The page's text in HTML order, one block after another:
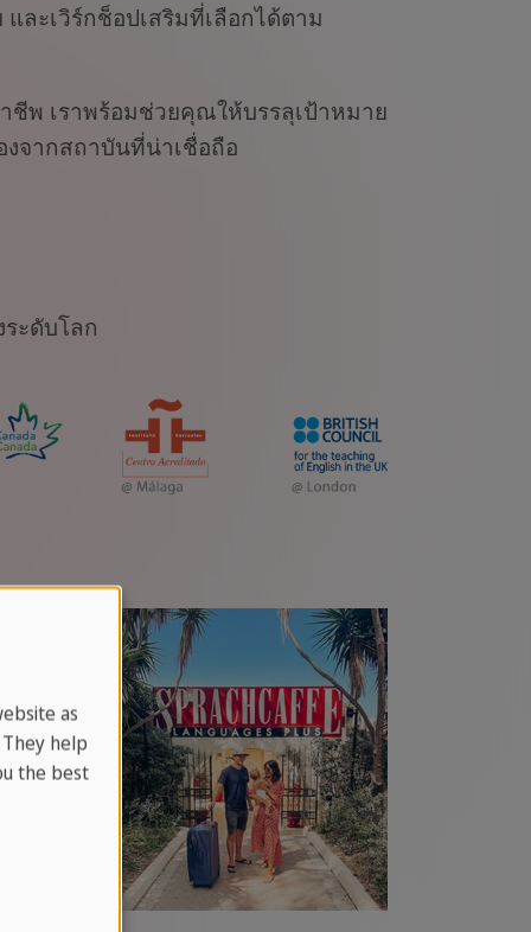
ะเวิร์กช็อปเสริมที่เลือกได้ตาม
ชีพ เราพร้อมช่วยคุณให้บรรลุเป้าหมาย
จากสถาบันที่น่าเชื่อถือ
ระดับโลก
as
help
the best